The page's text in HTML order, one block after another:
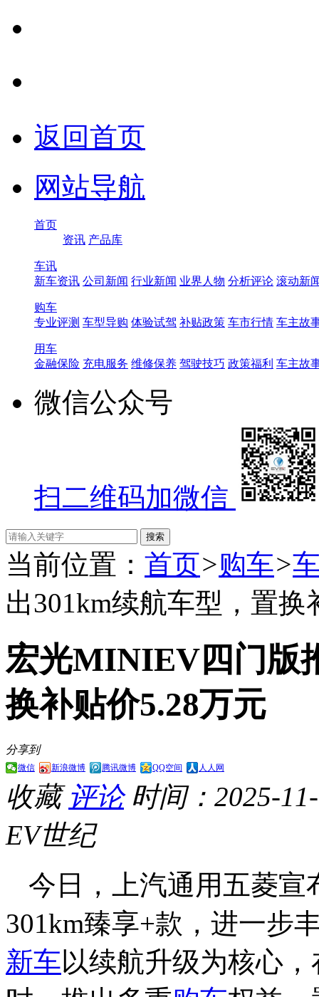
返回首页
网站导航
首页
资讯 产品库
车讯
新车资讯 公司新闻 行业新闻 业界人物 分析评论 滚动新
购车
专业评测 车型导购 体验试驾 补贴政策 车市行情 车主故
用车
金融保险 充电服务 维修保养 驾驶技巧 政策福利 车主故
微信公众号
扫二维码加微信
当前位置： 首页>购车>
出301km续航车型，置换
宏光MINIEV四门版
换补贴价5.28万元
分享到
微信 新浪微博 腾讯微博 QQ空间 人人网
收藏 评论 时间：2025-
EV世纪
今日，上汽通用五菱
301km臻享+款，进一步
新车以续航升级为核心